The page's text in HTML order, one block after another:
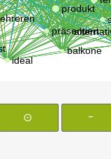
⊙ -